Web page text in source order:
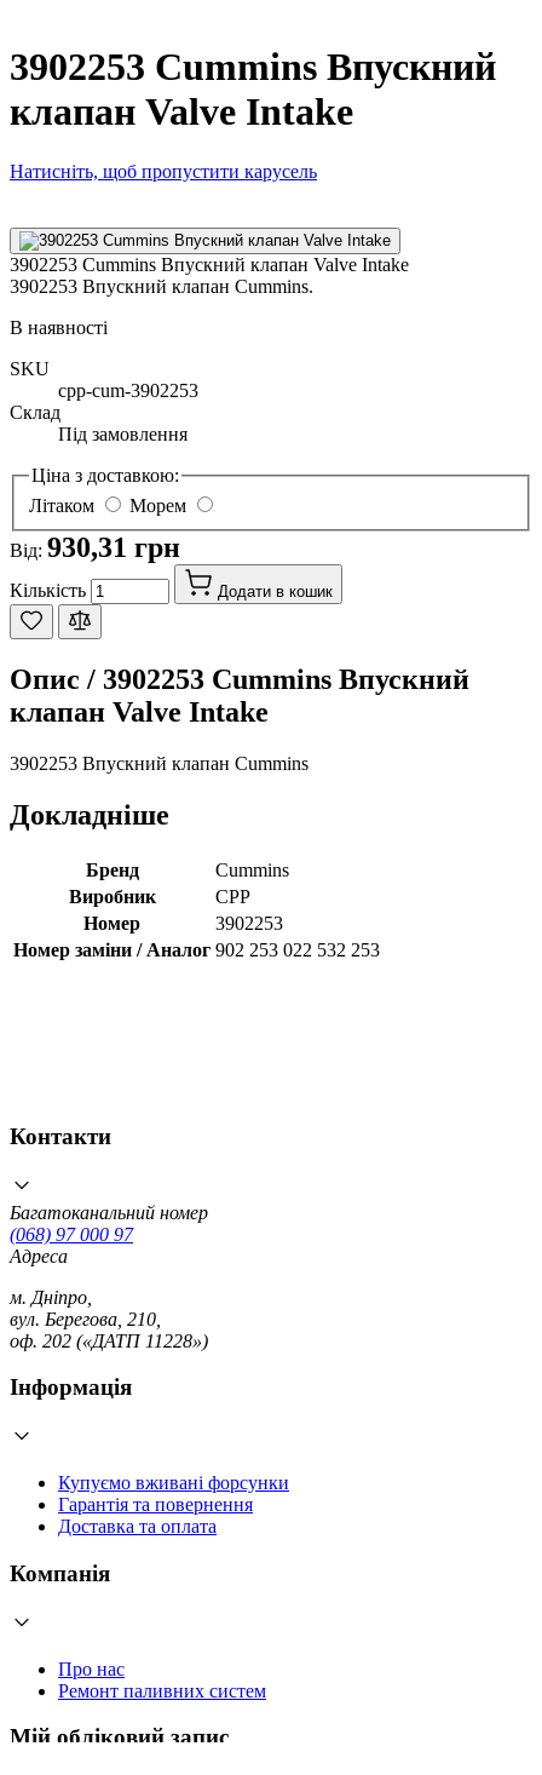
3902253 Cummins Впускний
клапан Valve Intake
Натисніть, щоб пропустити карусель
3902253 Cummins Впускний клапан Valve Intake
3902253 Впускний клапан Cummins.
В наявності
SKU
cpp-cum-3902253
Склад
Під замовлення
Ціна з доставкою:
Літаком
Морем
Від: 930,31 грн
Кількість Додати в кошик
Опис / 3902253 Cummins Впускний
клапан Valve Intake
3902253 Впускний клапан Cummins
Докладніше
Бренд
Cummins
Виробник
CPP
Номер
3902253
Номер заміни / Аналог 902 253 022 532 253
Контакти
Багатоканальний номер
(068) 97 000 97
Адреса
м. Дніпро,
вул. Берегова, 210,
оф. 202 («ДАТП 11228»)
Інформація
Купуємо вживані форсунки
Гарантія та повернення
Доставка та оплата
Компанія
Про нас
Ремонт паливних систем
Мій обліковий запис